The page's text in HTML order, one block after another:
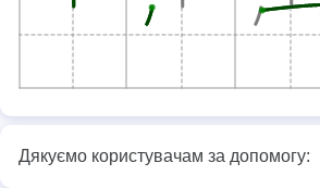
Дякуємо користувачам за допомогу: